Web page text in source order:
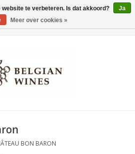
BON BARON
te verbeteren. Is dat akkoord?
Ja
Meer over cookies »